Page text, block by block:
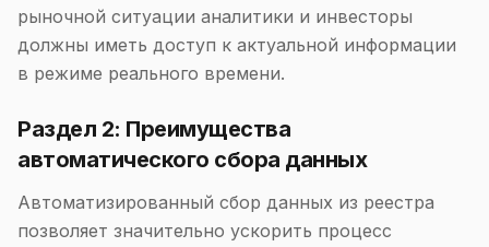
рыночной ситуации аналитики и инвесторы
должны иметь доступ к актуальной информации
в режиме реального времени.
Раздел 2: Преимущества
автоматического сбора данных
Автоматизированный сбор данных из реестра
позволяет значительно ускорить процесс